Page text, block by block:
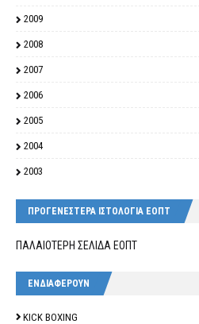
2009
2008
2007
2006
2005
2004
2003
ΠΡΟΓΕΝΕΣΤΕΡΑ ΙΣΤΟΛΟΓΙΑ ΕΟΠΤ
ΠΑΛΑΙΟΤΕΡΗ ΣΕΛΙΔΑ ΕΟΠΤ
ΕΝΔΙΑΦΕΡΟΥΝ
KICK BOXING